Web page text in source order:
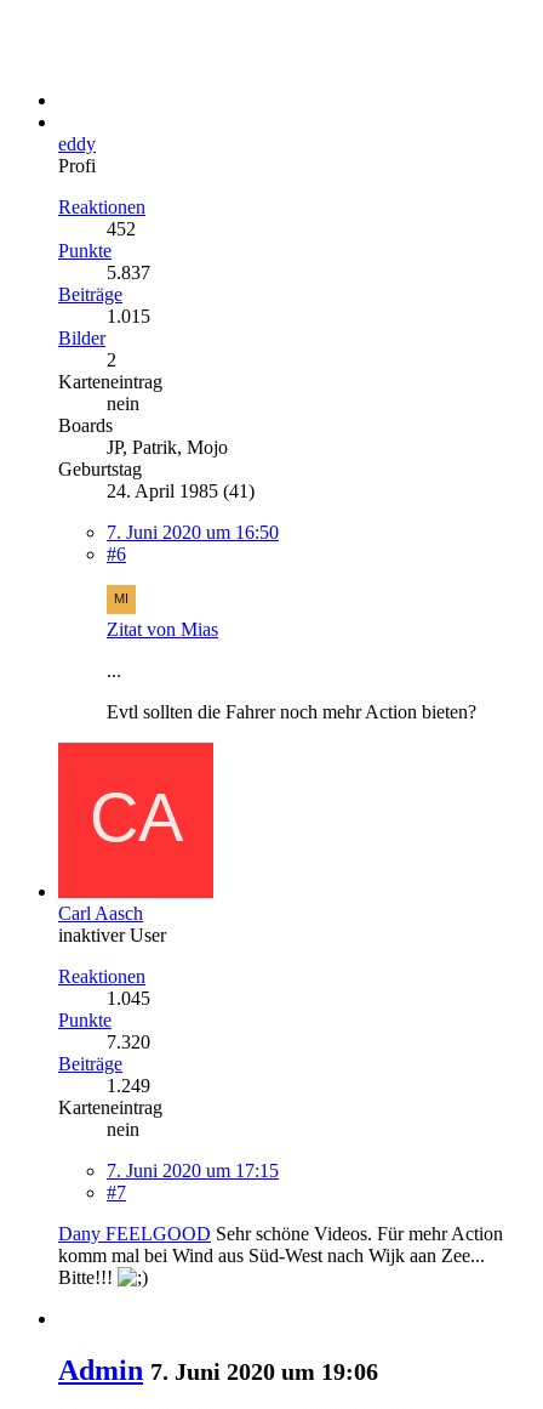
eddy
Profi
Reaktionen
452
Punkte
5.837
Beiträge
1.015
Bilder
2
Karteneintrag
nein
Boards
JP, Patrik, Mojo
Geburtstag
24. April 1985 (41)
7. Juni 2020 um 16:50
#6
Zitat von Mias
...
Evtl sollten die Fahrer noch mehr Action bieten?
Carl Aasch
inaktiver User
Reaktionen
1.045
Punkte
7.320
Beiträge
1.249
Karteneintrag
nein
7. Juni 2020 um 17:15
#7
Dany FEELGOOD Sehr schöne Videos. Für mehr Action
komm mal bei Wind aus Süd-West nach Wijk aan Zee...
Bitte!!!
Admin 7. Juni 2020 um 19:06